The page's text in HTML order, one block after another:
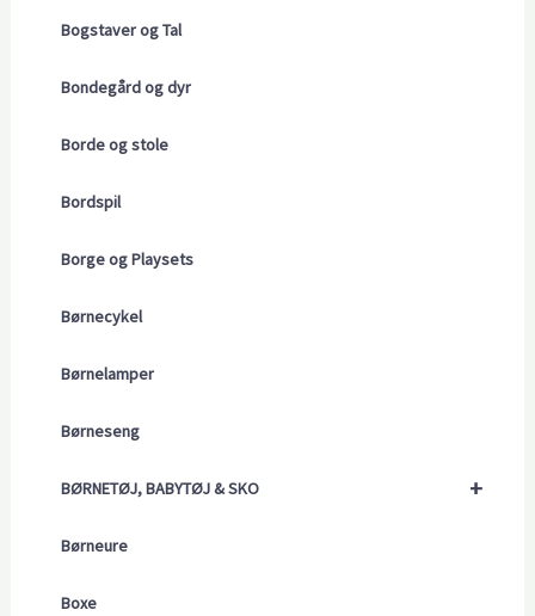
Bogstaver og Tal
Bondegård og dyr
Borde og stole
Bordspil
Borge og Playsets
Børnecykel
Børnelamper
Børneseng
+
BØRNETØJ, BABYTØJ & SKO
Børneure
Boxe